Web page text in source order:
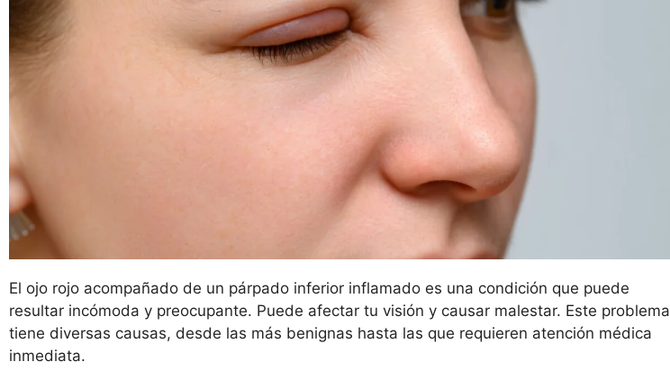
El ojo rojo acompañado de un párpado inferior inflamado es una condición que puede
resultar incómoda y preocupante. Puede afectar tu visión y causar malestar. Este problema
tiene diversas causas, desde las más benignas hasta las que requieren atención médica
inmediata.